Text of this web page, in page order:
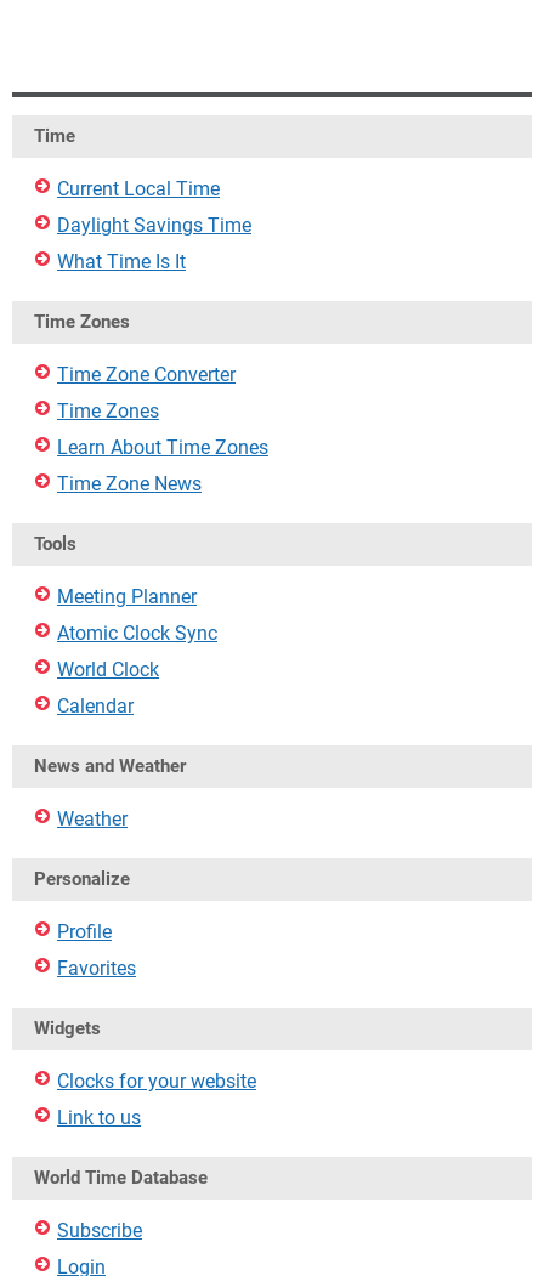
Time
Current Local Time
Daylight Savings Time
What Time Is It
Time Zones
Time Zone Converter
Time Zones
Learn About Time Zones
Time Zone News
Tools
Meeting Planner
Atomic Clock Sync
World Clock
Calendar
News and Weather
Weather
Personalize
Profile
Favorites
Widgets
Clocks for your website
Link to us
World Time Database
Subscribe
Login